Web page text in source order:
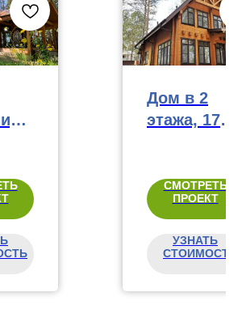
Дом в 2
этажа, 172
СМОТРЕТЬ
ПРОЕКТ
УЗНАТЬ
СТОИМОСТЬ